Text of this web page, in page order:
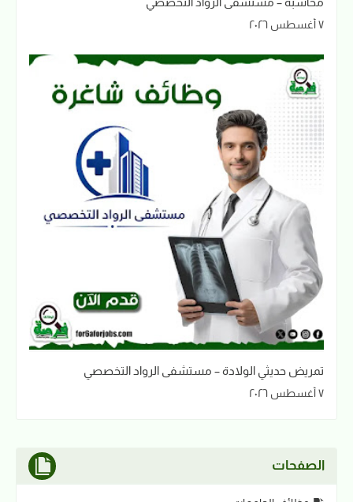
٧ أغسطس ٢٠٢٦
تمريض حديثي الولادة – مستشفى الرواد التخصصي
٧ أغسطس ٢٠٢٦
الصفحات